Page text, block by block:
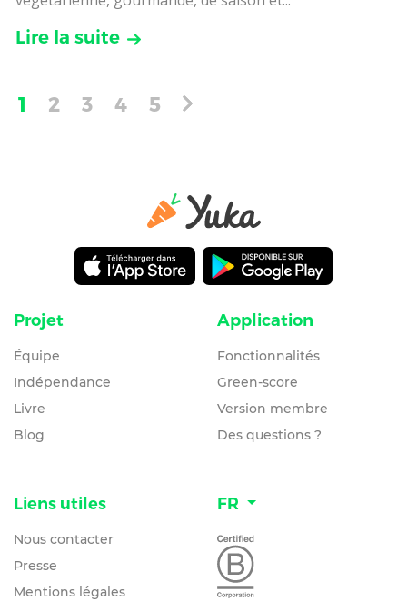
Lire la suite
1 2 3 4 5
Projet
Équipe
Indépendance
Livre
Blog
Application
Fonctionnalités
Green-score
Version membre
Des questions ?
Liens utiles
Nous contacter
Presse
Mentions légales
FR